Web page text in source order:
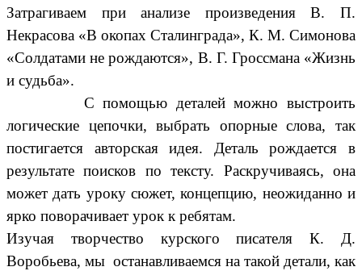
Затрагиваем при анализе произведения В. П.
Некрасова «В окопах Сталинграда», К. М. Симонова
«Солдатами не рождаются», В. Г. Гроссмана «Жизнь
и судьба».
С помощью деталей можно выстроить
логические цепочки, выбрать опорные слова, так
постигается авторская идея. Деталь рождается в
результате поисков по тексту. Раскручиваясь, она
может дать уроку сюжет, концепцию, неожиданно и
ярко поворачивает урок к ребятам.
Изучая творчество курского писателя К. Д.
Воробьева, мы останавливаемся на такой детали, как